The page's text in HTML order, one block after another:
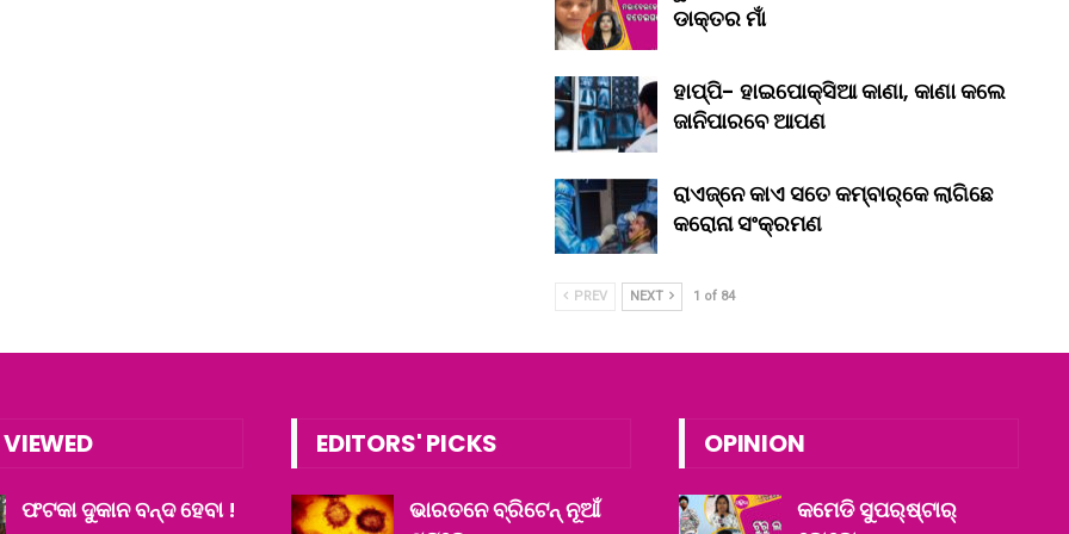
ଡାକ୍ତର ମାଁ
ହାପ୍ପି- ହାଇପୋକ୍ସିଆ କାଣା, କାଣା କଲେ
ଜାନିପାରବେ ଆପଣ
ରାଏଜ୍‌ନେ କାଏ ସତେ କମ୍‌ବାର୍‌କେ ଲାଗିଛେ
କରୋନା ସଂକ୍ରମଣ
PREV NEXT 1 of 84
ଫଟକା ଦୁକାନ ବନ୍ଦ ହେବା !
EDITORS' PICKS
ଭାରତନେ ବ୍ରିଟେନ୍ ନୂଆଁ
OPINION
କମେଡି ସୁପର୍‌ଷ୍ଟାର୍